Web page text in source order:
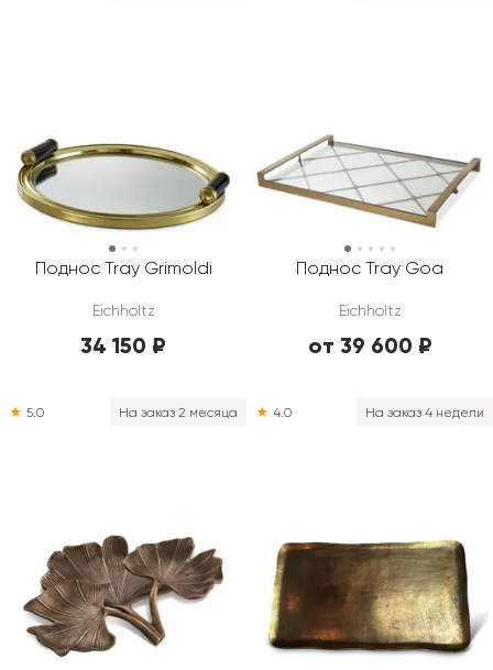
Поднос Tray Grimoldi
Eichholtz
34 150 ₽
Поднос Tray Goa
Eichholtz
от 39 600 ₽
На заказ 2 месяца
★ 5.0 На заказ 4 недели
★ 4.0